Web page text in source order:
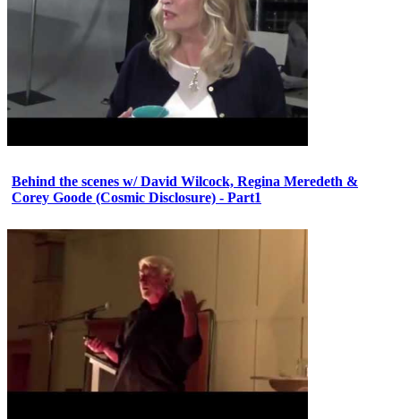
Behind the scenes w/ David Wilcock, Regina Meredeth &
Corey Goode (Cosmic Disclosure) - Part1